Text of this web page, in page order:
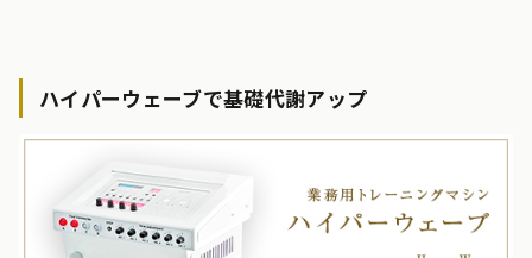
ハイパーウェーブで基礎代謝アップ